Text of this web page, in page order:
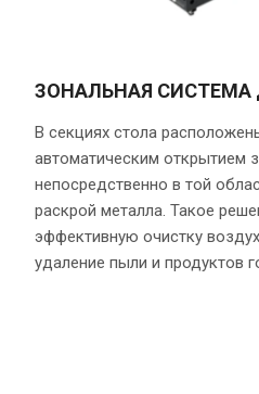
ЗОНАЛЬНАЯ
В секциях стола
автоматическим открытием
непосредственно в той
раскрой металла. Такое
эффективную очистку
удаление пыли и продуктов